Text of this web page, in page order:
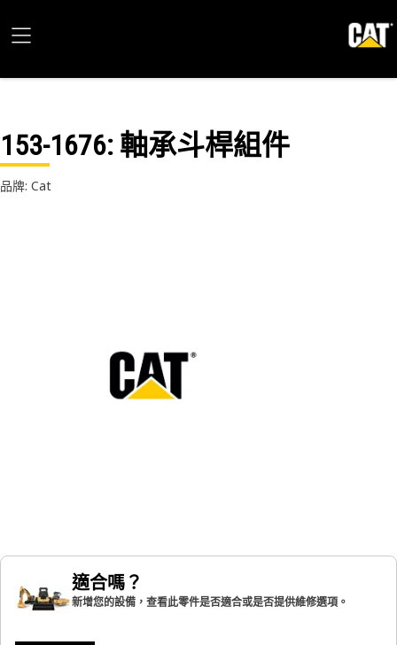
153-1676: 軸承斗桿組件
品牌: Cat
適合嗎？
新增您的設備，查看此零件是否適合或是否提供維修選項。